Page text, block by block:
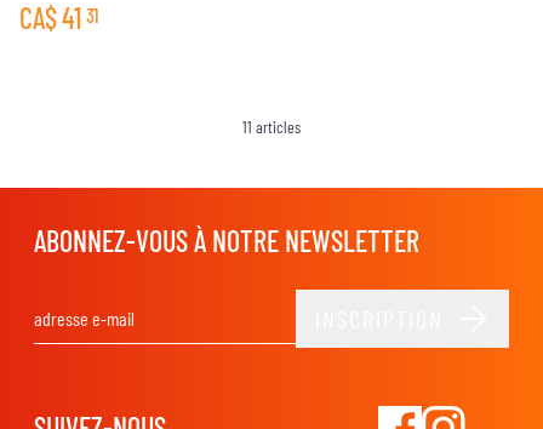
CA$41 31
11 articles
ABONNEZ-VOUS À NOTRE NEWSLETTER